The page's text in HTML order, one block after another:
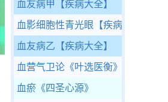
血友病甲 【疾病大全】
血影细胞性青光眼 【疾病大全】
血友病乙 【疾病大全】
血营气卫论 《叶选医衡》
血瘀 《四圣心源》